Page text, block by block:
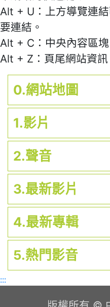
Alt + U：上方導覽連
要連結。
Alt + C：中央內容區
Alt + Z：頁尾網站資訊
0.網站地圖
1.影片
2.聲音
3.最新影片
4.最新專輯
5.熱門影音
:::